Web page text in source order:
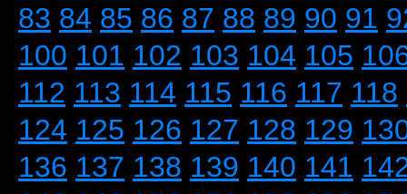
83 84 85 86 87 88 89 90 91
100 101 102 103 104 105
112 113 114 115 116 117 118
124 125 126 127 128 129
136 137 138 139 140 141